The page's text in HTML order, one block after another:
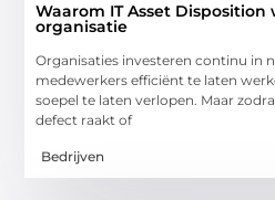
Waarom IT Asset
organisatie
Organisaties investeren continu in
medewerkers efficiënt te laten
soepel te laten verlopen. Maar
defect raakt of
Bedrijven